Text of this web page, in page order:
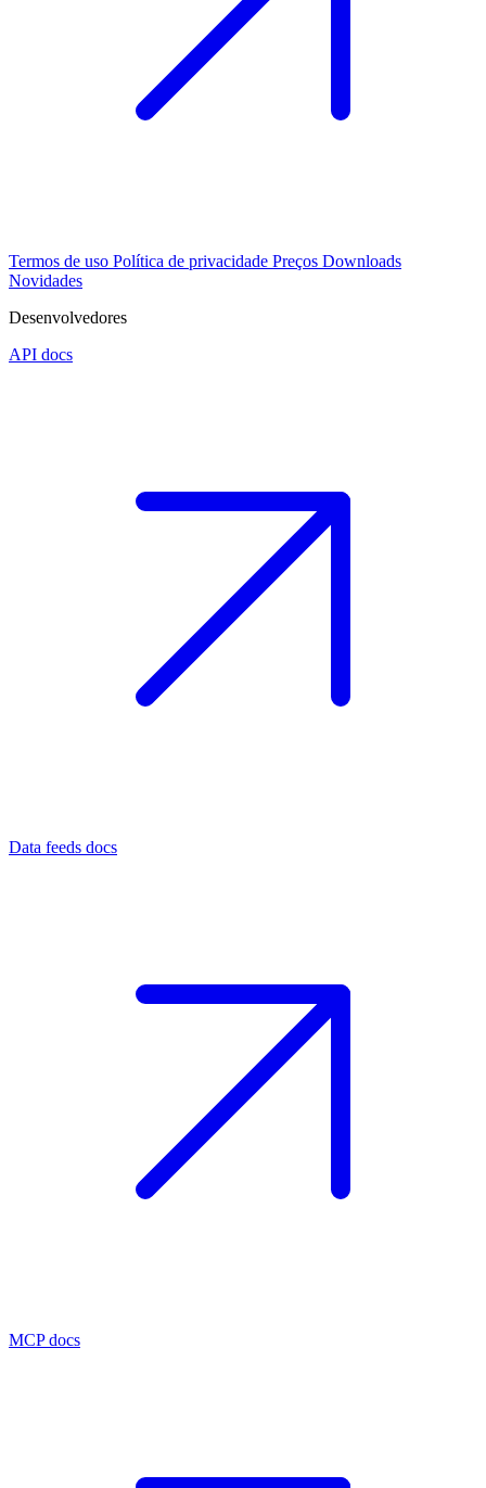
Termos de uso Política de privacidade Preços Downloads
Novidades
Desenvolvedores
API docs
Data feeds docs
MCP docs